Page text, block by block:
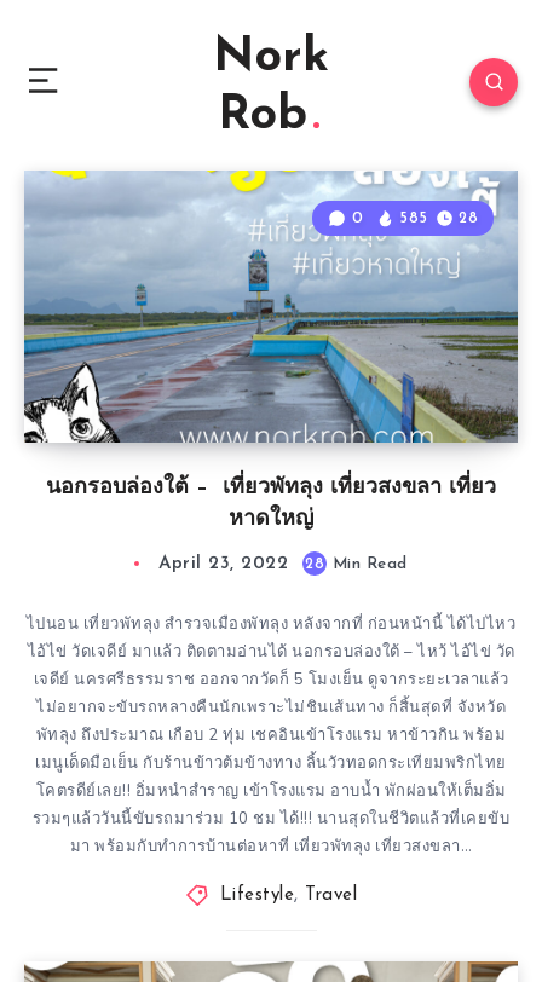
Nork
Rob
นอกรอบล่องใต้ – เที่ยวพัทลุง เที่ยวสงขลา เที่ยว
หาดใหญ่
0 585 28
April 23, 2022 28 Min Read
ไปนอน เที่ยวพัทลุง สำรวจเมืองพัทลุง หลังจากที่ ก่อนหน้านี้ ได้ไปไหว
ไอ้ไข่ วัดเจดีย์ มาแล้ว ติดตามอ่านได้ นอกรอบล่องใต้ – ไหว้ ไอ้ไข่ วัด
เจดีย์ นครศรีธรรมราช ออกจากวัดก็ 5 โมงเย็น ดูจากระยะเวลาแล้ว
ไม่อยากจะขับรถหลางคืนนักเพราะไม่ชินเส้นทาง ก็สิ้นสุดที่ จังหวัด
พัทลุง ถึงประมาณ เกือบ 2 ทุ่ม เชคอินเข้าโรงแรม หาข้าวกิน พร้อม
เมนูเด็ดมือเย็น กับร้านข้าวต้มข้างทาง ลิ้นวัวทอดกระเทียมพริกไทย
โคตรดีย์เลย!! อิ่มหนำสำราญ เข้าโรงแรม อาบน้ำ พักผ่อนให้เต็มอิ่ม
รวมๆแล้ววันนี้ขับรถมาร่วม 10 ชม ได้!!! นานสุดในชีวิตแล้วที่เคยขับ
มา พร้อมกับทำการบ้านต่อหาที่ เที่ยวพัทลุง เที่ยวสงขลา…
Lifestyle, Travel